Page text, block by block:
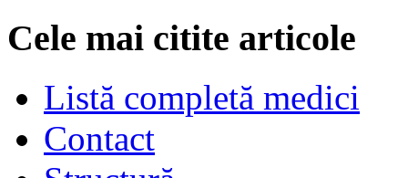
Cele mai citite articole
Listă completă medici
Contact